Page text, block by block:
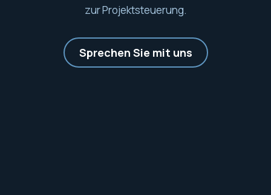
zur Projektsteuerung.
Sprechen Sie mit uns